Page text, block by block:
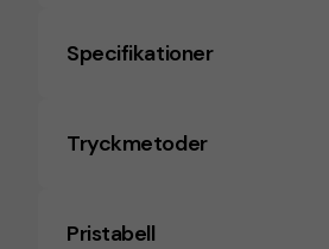
Specifikationer
Tryckmetoder
Pristabell